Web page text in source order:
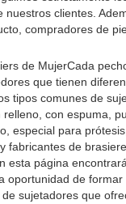
clientes.
compradores de
de MujerCada
que tienen
tipos comunes de
con espuma,
especial para
de
página
de
sujetadores que